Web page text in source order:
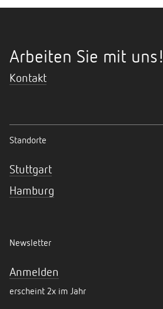
Arbeiten Sie mit uns!
Kontakt
Standorte
Stuttgart
Hamburg
Newsletter
Anmelden
erscheint 2x im Jahr